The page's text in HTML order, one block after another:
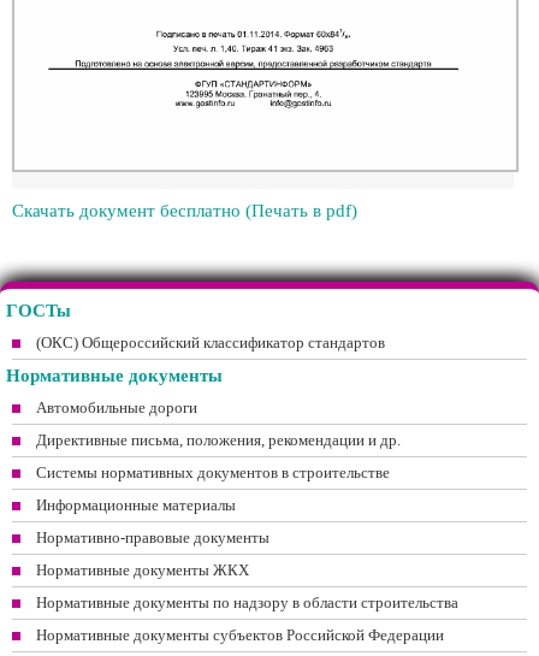
Скачать документ бесплатно (Печать в pdf)
ГОСТы
(ОКС) Общероссийский классификатор стандартов
Нормативные документы
Автомобильные дороги
Директивные письма, положения, рекомендации и др.
Системы нормативных документов в строительстве
Информационные материалы
Нормативно-правовые документы
Нормативные документы ЖКХ
Нормативные документы по надзору в области строительства
Нормативные документы субъектов Российской Федерации